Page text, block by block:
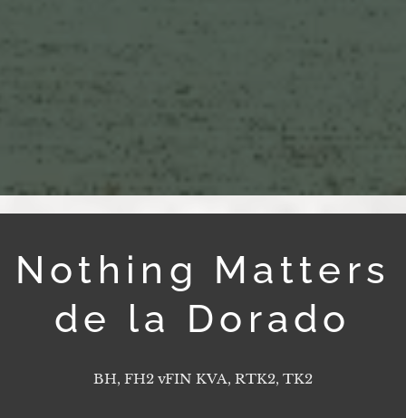
Nothing Matters
de la Dorado
BH, FH2 vFIN KVA, RTK2, TK2